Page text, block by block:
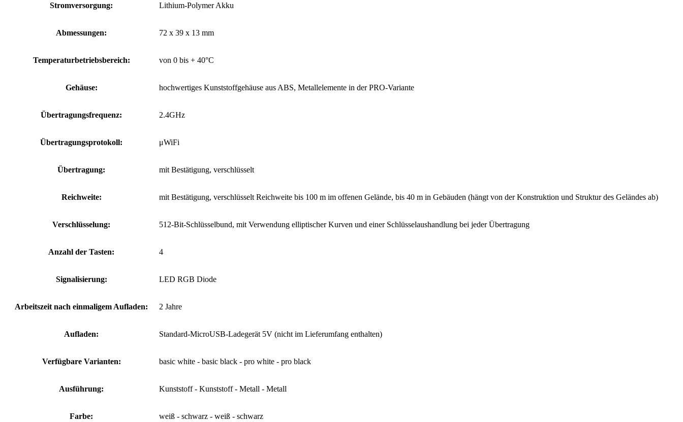
Stromversorgung: Lithium-Polymer Akku
Abmessungen: 72 x 39 x 13 mm
Temperaturbetriebsbereich: von 0 bis + 40°C
Gehäuse: hochwertiges Kunststoffgehäuse aus ABS, Metallelemente in der PRO-Variante
Übertragungsfrequenz: 2.4GHz
Übertragungsprotokoll: μWiFi
Übertragung: mit Bestätigung, verschlüsselt
Reichweite: mit Bestätigung, verschlüsselt Reichweite bis 100 m im offenen Gelände, bis 40 m in Gebäuden (hängt von der Konstruktion und Struktur des Geländes ab)
Verschlüsselung: 512-Bit-Schlüsselbund, mit Verwendung elliptischer Kurven und einer Schlüsselaushandlung bei jeder Übertragung
Anzahl der Tasten: 4
Signalisierung: LED RGB Diode
Arbeitszeit nach einmaligem Aufladen: 2 Jahre
Aufladen: Standard-MicroUSB-Ladegerät 5V (nicht im Lieferumfang enthalten)
Verfügbare Varianten: basic white - basic black - pro white - pro black
Ausführung: Kunststoff - Kunststoff - Metall - Metall
Farbe: weiß - schwarz - weiß - schwarz